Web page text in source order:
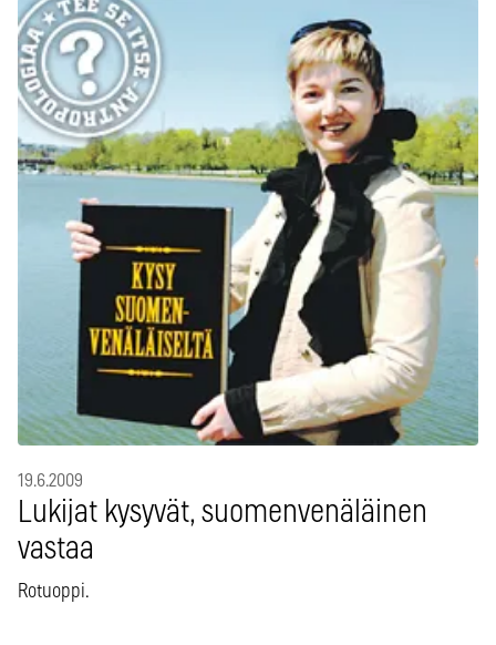
19.6.2009
Lukijat kysyvät, suomenvenäläinen
vastaa
Rotuoppi.